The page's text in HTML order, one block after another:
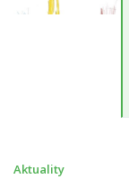
Aktuality